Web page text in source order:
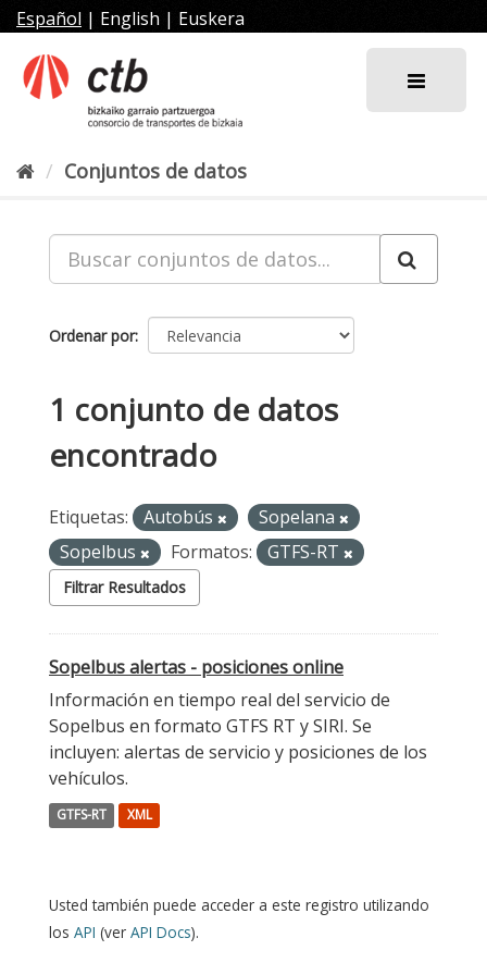
al
contenido
Español | English | Euskera
Conjuntos de datos
Ordenar por
1 conjunto de datos
encontrado
Etiquetas: Autobús
Sopelana
Sopelbus
Formatos: GTFS-RT
Filtrar Resultados
Sopelbus alertas - posiciones online
Información en tiempo real del servicio de
Sopelbus en formato GTFS RT y SIRI. Se
incluyen: alertas de servicio y posiciones de los
vehículos.
GTFS-RT XML
Usted también puede acceder a este registro utilizando
los API (ver API Docs).